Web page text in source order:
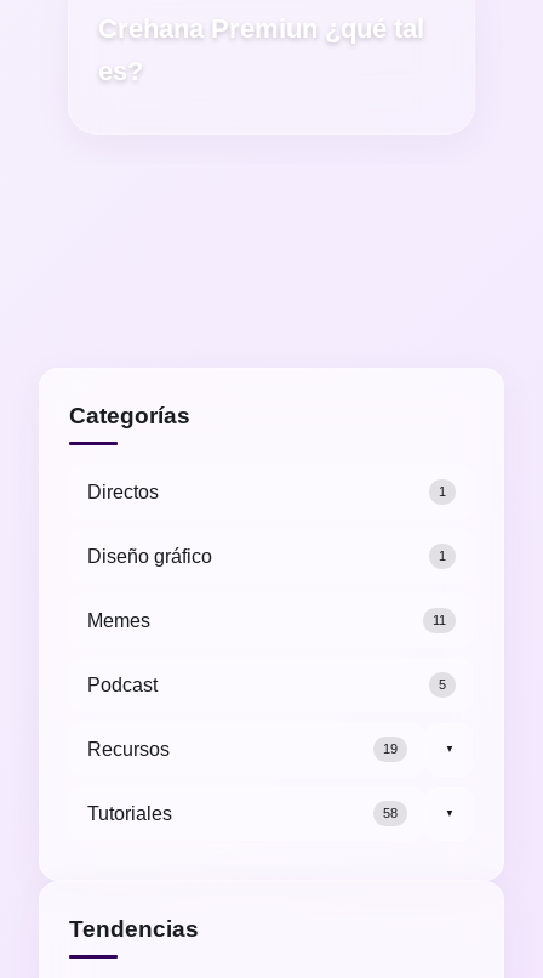
Crehana Premiun ¿qué tal
es?
Categorías
Directos 1
Diseño gráfico 1
Memes 11
Podcast 5
Recursos 19 ▼
Tutoriales 58 ▼
Tendencias